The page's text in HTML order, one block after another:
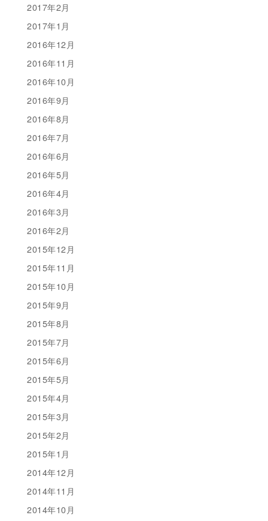
2017年2月
2017年1月
2016年12月
2016年11月
2016年10月
2016年9月
2016年8月
2016年7月
2016年6月
2016年5月
2016年4月
2016年3月
2016年2月
2015年12月
2015年11月
2015年10月
2015年9月
2015年8月
2015年7月
2015年6月
2015年5月
2015年4月
2015年3月
2015年2月
2015年1月
2014年12月
2014年11月
2014年10月